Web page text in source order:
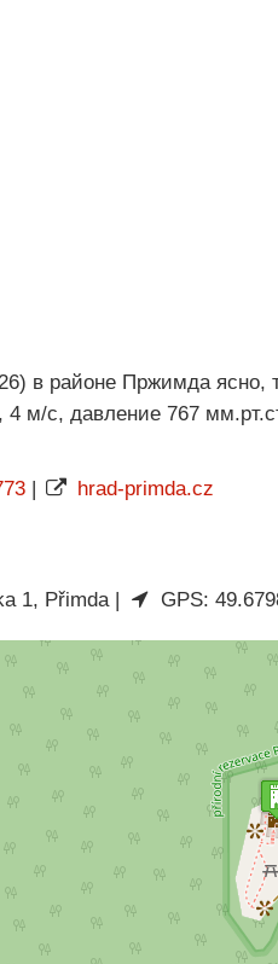
в районе Пржимда ясно,
4 м/с, давление 767
| hrad-primda.cz
1, Přimda | GPS: